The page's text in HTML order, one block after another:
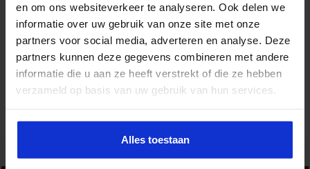
en om ons websiteverkeer te analyseren. Ook delen we
informatie over uw gebruik van onze site met onze
partners voor social media, adverteren en analyse. Deze
partners kunnen deze gegevens combineren met andere
informatie die u aan ze heeft verstrekt of die ze hebben
verzameld op basis van uw gebruik van hun services.
Alles toestaan
Gebouwbeheer en veiligheid